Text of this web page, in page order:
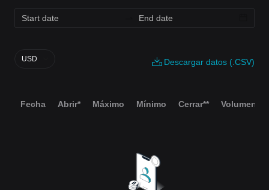
Descargar datos (.CSV)
USD
Fecha Abrir* Máximo Mínimo Cerrar** Volumen